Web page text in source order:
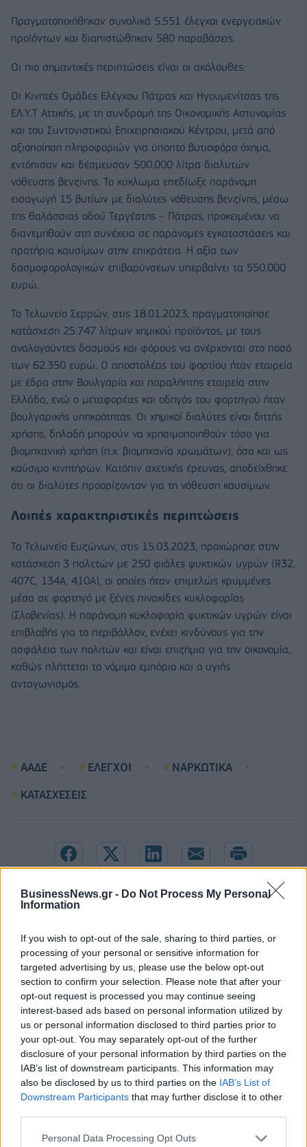
BusinessNews.gr - Do Not Process My Personal
Information
If you wish to opt-out of the sale, sharing to third parties, or
processing of your personal or sensitive information for
targeted advertising by us, please use the below opt-out
section to confirm your selection. Please note that after your
opt-out request is processed you may continue seeing
interest-based ads based on personal information utilized by
us or personal information disclosed to third parties prior to
your opt-out. You may separately opt-out of the further
disclosure of your personal information by third parties on the
IAB’s list of downstream participants. This information may
also be disclosed by us to third parties on the IAB’s List of
Downstream Participants that may further disclose it to other
Personal Data Processing Opt Outs
Πραγματοποιήθηκαν συνολικά 5.551 έλεγχοι ενεργειακών
προϊόντων και διαπιστώθηκαν 580 παραβάσεις.
Οι πιο σημαντικές περιπτώσεις είναι οι ακόλουθες:
Οι Κινητές Ομάδες Ελέγχου Πάτρας και Ηγουμενίτσας της
ΕΛ.Υ.Τ Αττικής, με τη συνδρομή της Οικονομικής Αστυνομίας
και του Συντονιστικού Επιχειρησιακού Κέντρου, μετά από
αξιοποίηση πληροφοριών για ύποπτο βυτιοφόρο όχημα,
εντόπισαν και δέσμευσαν 500.000 λίτρα διαλυτών
νόθευσης βενζίνης. Το κύκλωμα επεδίωξε παράνομη
εισαγωγή 15 βυτίων με διαλύτες νόθευσης βενζίνης, μέσω
της θαλάσσιας οδού Τεργέστης – Πάτρας, προκειμένου να
διανεμηθούν στη συνέχεια σε παράνομες εγκαταστάσεις και
πρατήρια καυσίμων στην επικράτεια. Η αξία των
δασμοφορολογικών επιβαρύνσεων υπερβαίνει τα 550.000
ευρώ.
Το Τελωνείο Σερρών, στις 18.01.2023, πραγματοποίησε
κατάσχεση 25.747 λίτρων χημικού προϊόντος, με τους
αναλογούντες δασμούς και φόρους να ανέρχονται στο ποσό
των 62.350 ευρώ. Ο αποστολέας του φορτίου ήταν εταιρεία
με έδρα στην Βουλγαρία και παραλήπτης εταιρεία στην
Ελλάδα, ενώ ο μεταφορέας και οδηγός του φορτηγού ήταν
βουλγαρικής υπηκοότητας. Οι χημικοί διαλύτες είναι διττής
χρήσης, δηλαδή μπορούν να χρησιμοποιηθούν τόσο για
βιομηχανική χρήση (π.χ. βιομηχανία χρωμάτων), όσο και ως
καύσιμο κινητήρων. Κατόπιν σχετικής έρευνας, αποδείχθηκε
ότι οι διαλύτες προορίζονταν για τη νόθευση καυσίμων.
Λοιπές χαρακτηριστικές περιπτώσεις
To Τελωνείο Ευζώνων, στις 15.03.2023, προχώρησε στην
κατάσχεση 3 παλετών με 250 φιάλες ψυκτικών υγρών (R32,
407C, 134A, 410A), οι οποίες ήταν επιμελώς κρυμμένες
μέσα σε φορτηγό με ξένες πινακίδες κυκλοφορίας
(Σλοβενίας). Η παράνομη κυκλοφορία ψυκτικών υγρών είναι
επιβλαβής για το περιβάλλον, ενέχει κινδύνους για την
ασφάλεια των πολιτών και είναι επιζήμια για την οικονομία,
καθώς πλήττεται το νόμιμο εμπόριο και ο υγιής
ανταγωνισμός.
ΑΑΔΕ ΕΛΕΓΧΟΙ
ΝΑΡΚΩΤΙΚΑ
ΚΑΤΑΣΧΕΣΕΙΣ
Εθνική Νεανίδων: Νίκησε 67-65 τη Βουλγαρία και θα διεκδικήσει την
5η θέση
Εθνική Κορασίδων: Απέναντι